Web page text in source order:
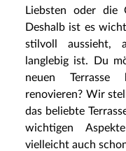
Liebsten oder die
Deshalb ist es
stilvoll aussieht,
langlebig ist. Du
neuen
renovieren? Wir
das beliebte
wichtigen
vielleicht auch